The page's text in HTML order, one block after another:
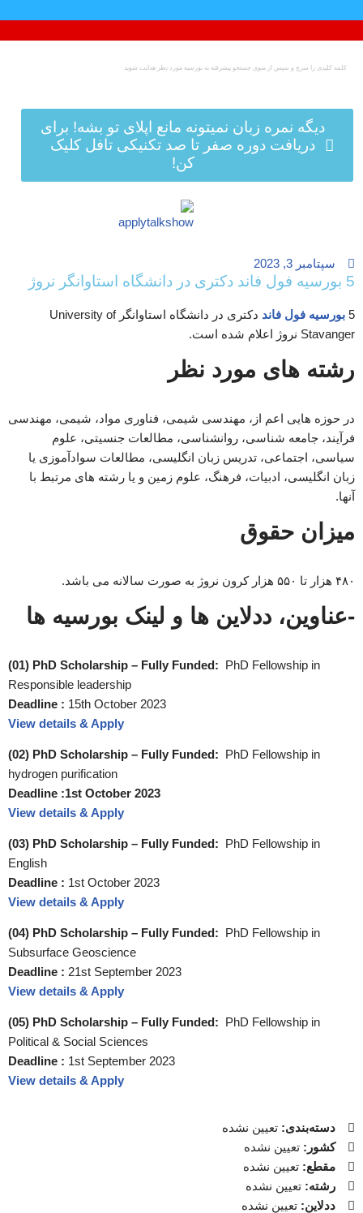
پرش
به
دیگه نمره زبان نمیتونه مانع اپلای تو بشه! برای
دریافت دوره صفر تا صد تکنیکی تافل کلیک
کن!
سپتامبر 3, 2023
5 بورسیه فول فاند دکتری در دانشگاه استاوانگر نروژ
5 بورسیه فول فاند
دکتری در دانشگاه استاوانگر University of
Stavanger نروژ اعلام شده است.
رشته های مورد نظر
در حوزه هایی اعم از، مهندسی شیمی، فناوری مواد، شیمی، مهندسی
فرآیند، جامعه شناسی، روانشناسی، مطالعات جنسیتی، علوم
سیاسی، اجتماعی، تدریس زبان انگلیسی، مطالعات سوادآموزی یا
زبان انگلیسی، ادبیات، فرهنگ، علوم زمین و یا رشته های مرتبط با
آنها.
میزان حقوق
۴۸۰ هزار تا ۵۵۰ هزار کرون نروژ به صورت سالانه می باشد.
-عناوین، ددلاین ها و لینک بورسیه ها
(01) PhD Scholarship – Fully Funded: PhD Fellowship in
Responsible leadership
Deadline : 15th October 2023
View details & Apply
(02) PhD Scholarship – Fully Funded: PhD Fellowship in
hydrogen purification
Deadline :1st October 2023
View details & Apply
(03) PhD Scholarship – Fully Funded: PhD Fellowship in
English
Deadline : 1st October 2023
View details & Apply
(04) PhD Scholarship – Fully Funded: PhD Fellowship in
Subsurface Geoscience
Deadline : 21st September 2023
View details & Apply
(05) PhD Scholarship – Fully Funded: PhD Fellowship in
Political & Social Sciences
Deadline : 1st September 2023
View details & Apply
دسته‌بندی: تعیین نشده
کشور: تعیین نشده
مقطع: تعیین نشده
رشته: تعیین نشده
ددلاین: تعیین نشده